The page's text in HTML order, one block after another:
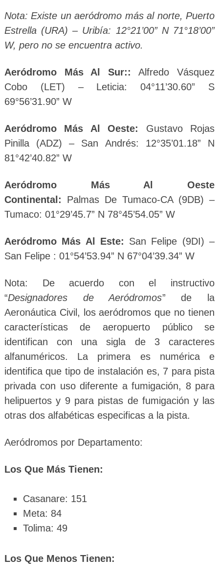
Nota: Existe un aeródromo más al norte, Puerto
Estrella (URA) – Uribía: 12°21’00” N 71°18’00”
W, pero no se encuentra activo.
Aeródromo Más Al Sur::Alfredo Vásquez
Cobo (LET) – Leticia: 04°11’30.60” S
69°56’31.90” W
Aeródromo Más Al Oeste: Gustavo Rojas
Pinilla (ADZ) – San Andrés: 12°35’01.18” N
81°42’40.82” W
Aeródromo Más Al Oeste
Continental: Palmas De Tumaco-CA (9DB) –
Tumaco: 01°29’45.7” N 78°45’54.05” W
Aeródromo Más Al Este: San Felipe (9DI) –
San Felipe : 01°54’53.94” N 67°04’39.34” W
Nota: De acuerdo con el instructivo
“Designadores de Aeródromos” de la
Aeronáutica Civil, los aeródromos que no tienen
características de aeropuerto público se
identifican con una sigla de 3 caracteres
alfanuméricos. La primera es numérica e
identifica que tipo de instalación es, 7 para pista
privada con uso diferente a fumigación, 8 para
helipuertos y 9 para pistas de fumigación y las
otras dos alfabéticas especificas a la pista.
Aeródromos por Departamento:
Los Que Más Tienen:
Casanare: 151
Meta: 84
Tolima: 49
Los Que Menos Tienen: